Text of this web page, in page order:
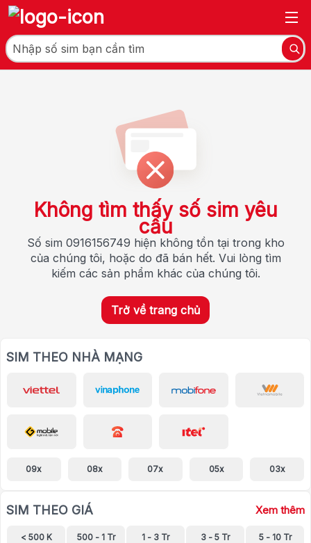
Không tìm thấy số sim yêu
cầu
Số sim 0916156749 hiện không tồn tại trong kho
của chúng tôi, hoặc do đã bán hết. Vui lòng tìm
kiếm các sản phẩm khác của chúng tôi.
Trở về trang chủ
SIM THEO NHÀ MẠNG
09x 08x 07x 05x 03x
SIM THEO GIÁ Xem thêm
< 500 K 500 - 1 Tr 1 - 3 Tr 3 - 5 Tr 5 - 10 Tr